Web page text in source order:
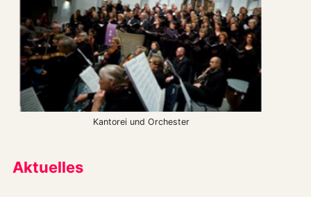
Kantorei und Orchester
Aktuelles